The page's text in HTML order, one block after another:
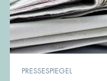
PRESSESPIEGEL